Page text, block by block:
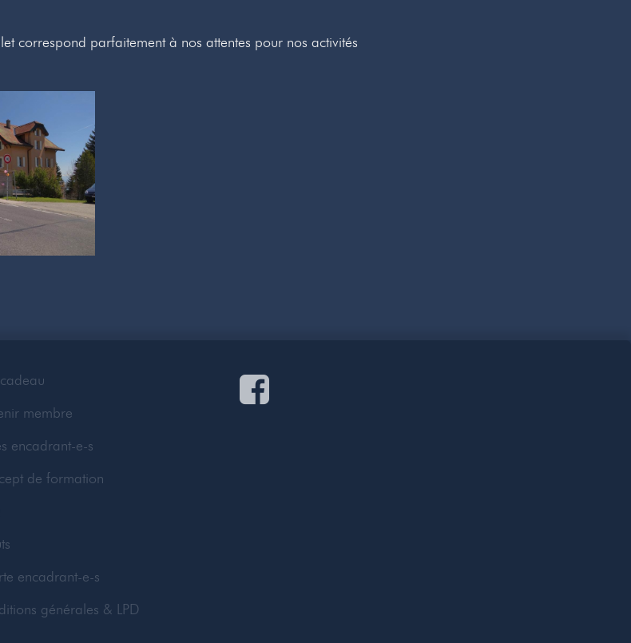
correspond parfaitement à nos attentes pour nos activités
membre
encadrant-e-s
de formation
encadrant-e-s
générales & LPD